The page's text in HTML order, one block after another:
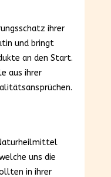
ihrer
und bringt
an den Start.
aus ihrer
uns die
in ihrer